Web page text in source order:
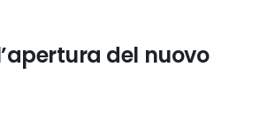
del nuovo